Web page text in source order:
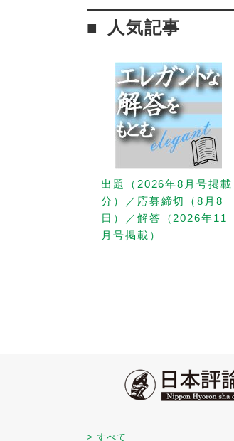
人気記事
出題（2026年8月号掲載
分）／応募締切（8月8
日）／解答（2026年11
月号掲載）
> すべて